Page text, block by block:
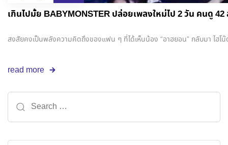
เกินไปมั้ย BABYMONSTER ปล่อยเพลงใหม่ไป 2 วัน คนดู
สงสัยคงเป็นพลังความคิดถึงของแฟน ๆ ที่ได้เห็นน้อง “อาฮยอน” กลับมา ไฮ
read more